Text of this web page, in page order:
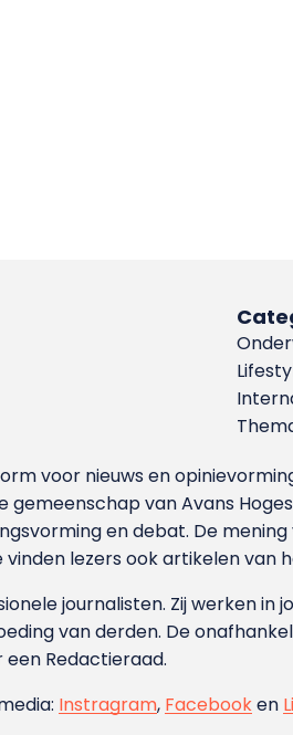
voor nieuws en
gemeenschap van Avans
en debat. De
lezers ook artikelen van
journalisten. Zij werken in
van derden. De
Redactieraad.
Instragram, Facebooken